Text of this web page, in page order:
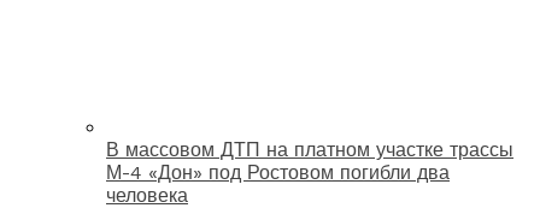
В массовом ДТП на платном участке трассы
М-4 «Дон» под Ростовом погибли два
человека